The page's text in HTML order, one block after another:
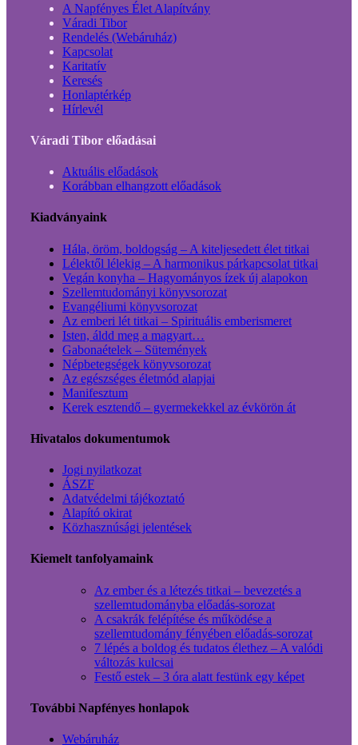
A Napfényes Élet Alapítvány
Váradi Tibor
Rendelés (Webáruház)
Kapcsolat
Karitatív
Keresés
Honlaptérkép
Hírlevél
Váradi Tibor előadásai
Aktuális előadások
Korábban elhangzott előadások
Kiadványaink
Hála, öröm, boldogság – A kiteljesedett élet titkai
Lélektől lélekig – A harmonikus párkapcsolat titkai
Vegán konyha – Hagyományos ízek új alapokon
Szellemtudományi könyvsorozat
Evangéliumi könyvsorozat
Az emberi lét titkai – Spirituális emberismeret
Isten, áldd meg a magyart…
Gabonaételek – Sütemények
Népbetegségek könyvsorozat
Az egészséges életmód alapjai
Manifesztum
Kerek esztendő – gyermekekkel az évkörön át
Hivatalos dokumentumok
Jogi nyilatkozat
ÁSZF
Adatvédelmi tájékoztató
Alapító okirat
Közhasznúsági jelentések
Kiemelt tanfolyamaink
Az ember és a létezés titkai – bevezetés a
szellemtudományba előadás-sorozat
A csakrák felépítése és működése a
szellemtudomány fényében előadás-sorozat
7 lépés a boldog és tudatos élethez – A valódi
változás kulcsai
Festő estek – 3 óra alatt festünk egy képet
További Napfényes honlapok
Webáruház